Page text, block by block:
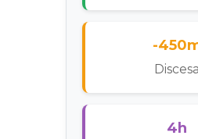
-
Discesa
4h